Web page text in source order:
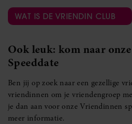
WAT IS DE VRIENDIN CLUB
Ook leuk: kom naar
Speeddate
Ben jij op zoek naar een gezellige
vriendinnen om je vriendengroep
je dan aan voor onze Vriendinnen
meer informatie.